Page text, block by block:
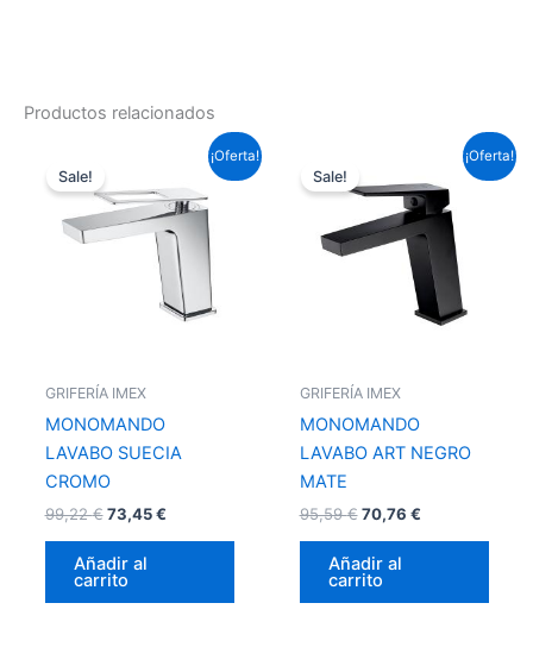
Productos relacionados
¡Oferta!
Sale!
GRIFERÍA IMEX
MONOMANDO
LAVABO SUECIA
CROMO
99,22€
original
era:
99,22 €.
73,45€
precio
es:
73,45 €.
Añadir al
carrito
¡Oferta!
Sale!
GRIFERÍA IMEX
MONOMANDO
LAVABO ART NEGRO
MATE
95,59€
original
95,59 €.
70,76 €
precio
actual
es:
70,76 €.
Añadir al
carrito